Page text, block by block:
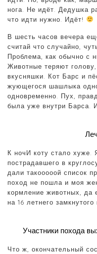
нога. Не идёт. Дедушка
что идти нужно. Идёт!
В шесть часов вечера
считай что случайно,
Проблема, как обычно с
Животные теряют
вкусняшки. Кот Барс и
жующегося шашлыка
одновременно. Пух,
была уже внутри Барса.
К ночИ коту стало хуже.
пострадавшего в
дали такооооой список
поход не пошла и моя
кормление животных, да
на 16 летнего
Участники похода
Что ж, окончательный